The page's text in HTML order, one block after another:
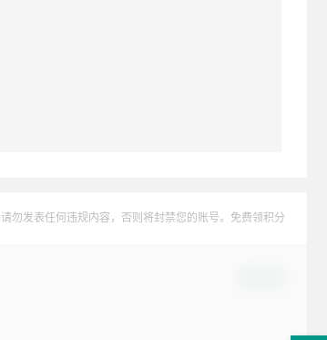
请勿发表任何违规内容，否则将封禁您的账号。免费领积分